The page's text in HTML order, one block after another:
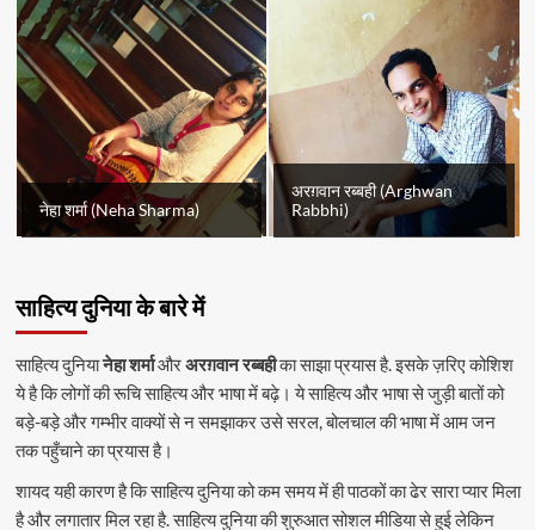
नेहा शर्मा (Neha Sharma)
अरग़वान रब्बही (Arghwan
Rabbhi)
साहित्य दुनिया के बारे में
साहित्य दुनियानेहा शर्माऔरअरग़वान रब्बहीका साझा प्रयास है. इसके ज़रिए कोशिश
ये है कि लोगों की रूचि साहित्य और भाषा में बढ़े। ये साहित्य और भाषा से जुड़ी बातों को
बड़े-बड़े और गम्भीर वाक्यों से न समझाकर उसे सरल, बोलचाल की भाषा में आम जन
तक पहुँचाने का प्रयास है।
शायद यही कारण है कि साहित्य दुनिया को कम समय में ही पाठकों का ढेर सारा प्यार मिला
है और लगातार मिल रहा है. साहित्य दुनिया की शुरुआत सोशल मीडिया से हुई लेकिन